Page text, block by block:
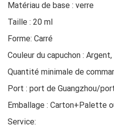
Matériau de base : verre
Taille : 20 ml
Forme: Carré
Couleur du capuchon :
Quantité minimale de
Port : port de Guangzhou/
Emballage : Carton+Palette
Service: